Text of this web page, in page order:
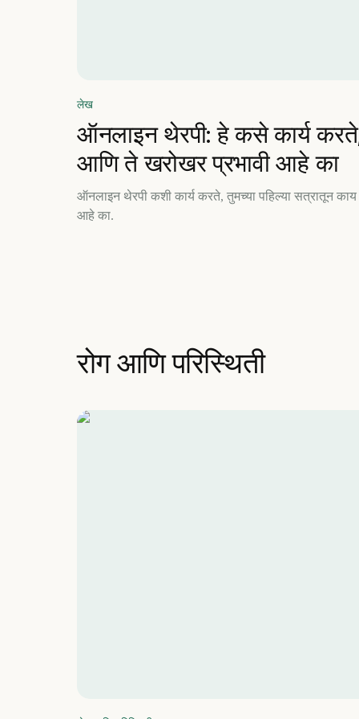
लेख
ऑनलाइन थेरपी: हे कसे कार्य
आणि ते खरोखर प्रभावी आहे का
ऑनलाइन थेरपी कशी कार्य करते, तुमच्या पहिल्या सत्रातून
आहे का.
रोग आणि परिस्थिती